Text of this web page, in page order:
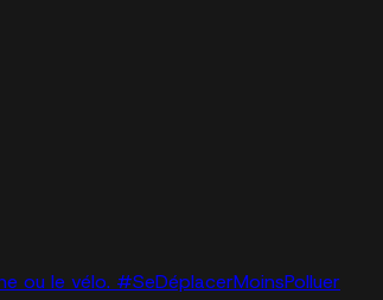
ou le vélo. #SeDéplacerMoinsPolluer